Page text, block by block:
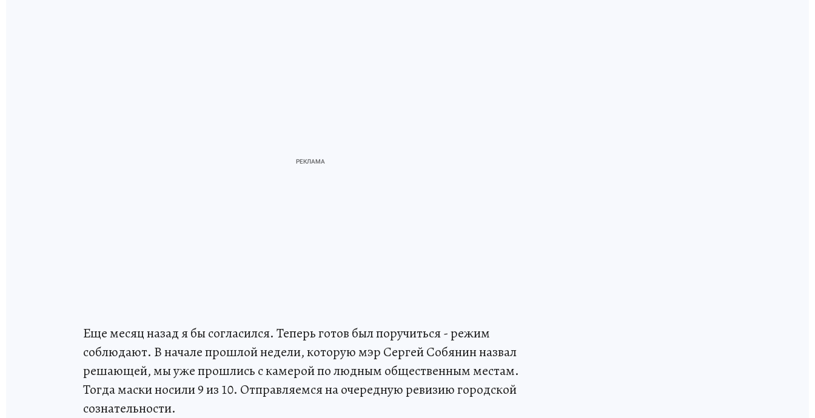
Еще месяц назад я бы согласился. Теперь готов был поручиться - режим
соблюдают. В начале прошлой недели, которую мэр Сергей Собянин назвал
решающей, мы уже прошлись с камерой по людным общественным местам.
Тогда маски носили 9 из 10. Отправляемся на очередную ревизию городской
сознательности.